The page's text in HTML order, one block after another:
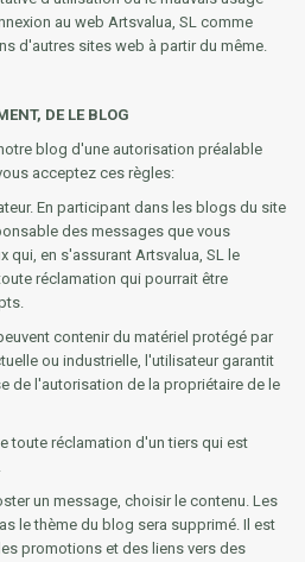
au web Artsvalua, SL comme
d'autres sites web à partir du même.
DE LE BLOG
blog d'une autorisation préalable
acceptez ces règles:
En participant dans les blogs du site
des messages que vous
qui, en s'assurant Artsvalua, SL le
réclamation qui pourrait être
contenir du matériel protégé par
ou industrielle, l'utilisateur garantit
de l'autorisation de la propriétaire de le
toute réclamation d'un tiers qui est
un message, choisir le contenu. Les
le thème du blog sera supprimé. Il est
promotions et des liens vers des